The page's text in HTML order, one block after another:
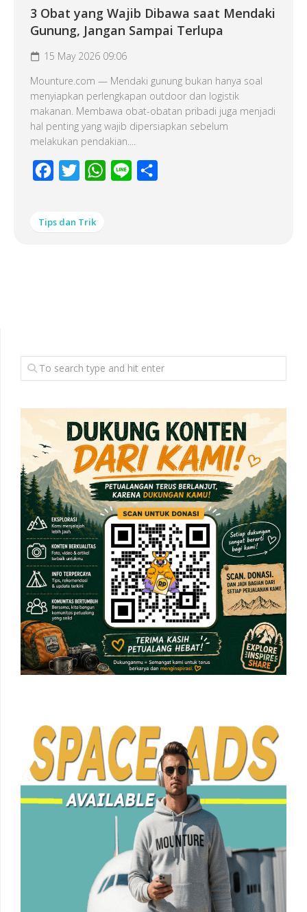
3 Obat yang Wajib Dibawa saat Mendaki
Gunung, Jangan Sampai Terlupa
15 May 2026 09:06
Mounture.com — Mendaki gunung bukan hanya soal
menyiapkan perlengkapan outdoor dan logistik
makanan. Membawa obat-obatan pribadi juga menjadi
hal penting yang wajib dipersiapkan sebelum
melakukan pendakian....
Facebook
Twitter WhatsApp
Line
Tips dan Trik